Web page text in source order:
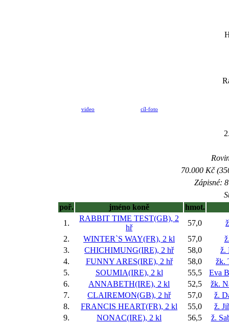
video cíl-foto
70.000 Kč
Zápisné:
poř.
jméno koně
hmot.
1.
RABBIT TIME TEST(GB), 2
hř
57,0
2.
WINTER`S WAY(FR), 2 kl 57,0
3.
CHICHIMUNG(IRE), 2 hř 58,0
ž.
4.
FUNNY ARES(IRE), 2 hř 58,0
žk.
5.
SOUMIA(IRE), 2 kl 55,5
Eva
6.
ANNABETH(IRE), 2 kl 52,5
žk.
7.
CLAIREMON(GB), 2 hř 57,0
ž.
8.
FRANCIS HEART(FR), 2 kl 55,0
ž.
9.
NONAC(IRE), 2 kl 56,5
ž.